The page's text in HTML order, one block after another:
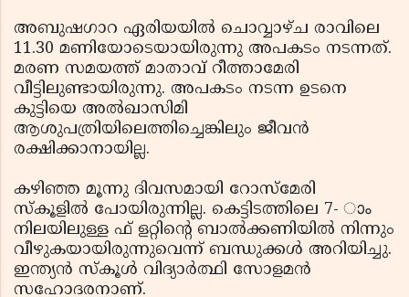
അബുഷഗാറ ഏരിയയില്‍ ചൊവ്വാഴ്ച രാവിലെ
11.30 മണിയോടെയായിരുന്നു അപകടം നടന്നത്.
മരണ സമയത്ത് മാതാവ് റീത്താമേരി
വീട്ടിലുണ്ടായിരുന്നു. അപകടം നടന്ന ഉടനെ
കുട്ടിയെ അല്‍ഖാസിമി
ആശുപത്രിയിലെത്തിച്ചെങ്കിലും ജീവന്‍
രക്ഷിക്കാനായില്ല.
കഴിഞ്ഞ മൂന്നു ദിവസമായി റോസ്‌മേരി
സ്‌കൂളില്‍ പോയിരുന്നില്ല. കെട്ടിടത്തിലെ 7- ാം
നിലയിലുള്ള ഫ് ളറ്റിന്റെ ബാല്‍ക്കണിയില്‍ നിന്നും
വീഴുകയായിരുന്നുവെന്ന് ബന്ധുക്കള്‍ അറിയിച്ചു.
ഇന്ത്യന്‍ സ്‌കൂള്‍ വിദ്യാര്‍ത്ഥി സോളമന്‍
സഹോദരനാണ്.